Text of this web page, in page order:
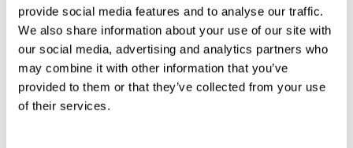
provide social media features and to analyse our traffic.
We also share information about your use of our site with
our social media, advertising and analytics partners who
may combine it with other information that you’ve
provided to them or that they’ve collected from your use
of their services.
Lokation